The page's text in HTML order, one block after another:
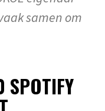
samen om
SPOTIFY